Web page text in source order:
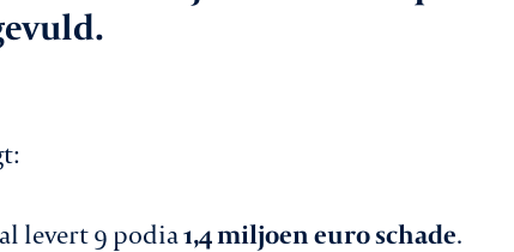
levert 9 podia1,4 miljoen euro schade.